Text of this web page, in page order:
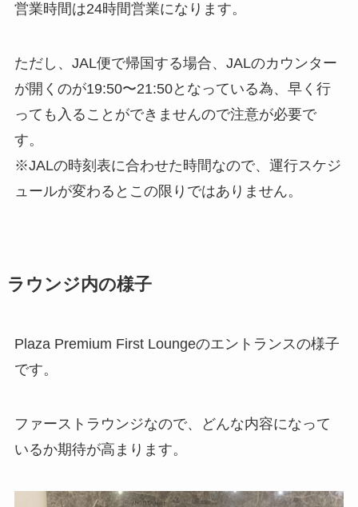
営業時間は24時間営業になります。
ただし、JAL便で帰国する場合、JALのカウンター
が開くのが19:50〜21:50となっている為、早く行
っても入ることができませんので注意が必要で
す。
※JALの時刻表に合わせた時間なので、運行スケジ
ュールが変わるとこの限りではありません。
ラウンジ内の様子
Plaza Premium First Loungeのエントランスの様子
です。
ファーストラウンジなので、どんな内容になって
いるか期待が高まります。